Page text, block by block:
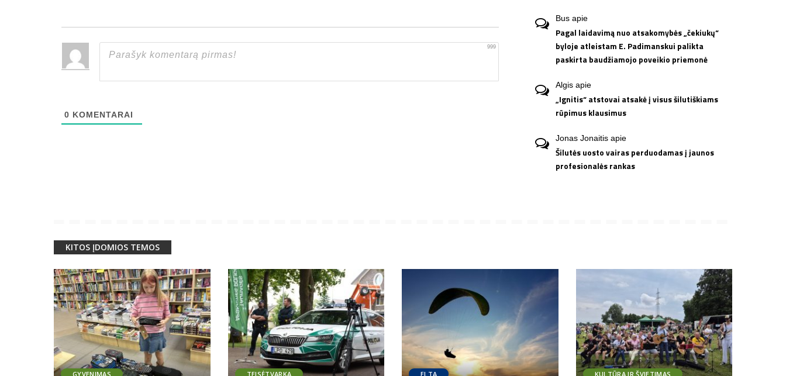
999
0 KOMENTARAI
Bus apie
Pagal laidavimą nuo atsakomybės „čekiukų“
byloje atleistam E. Padimanskui palikta
paskirta baudžiamojo poveikio priemonė
Algis apie
„Ignitis“ atstovai atsakė į visus šilutiškiams
rūpimus klausimus
Jonas Jonaitis apie
Šilutės uosto vairas perduodamas į jaunos
profesionalės rankas
KITOS ĮDOMIOS TEMOS
GYVENIMAS TEISĖTVARKA ELTA KULTŪRA IR ŠVIETIMAS